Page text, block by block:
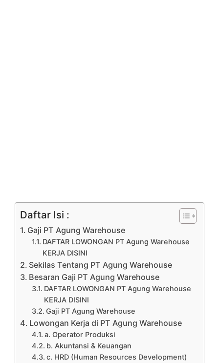
Daftar Isi :
Gaji PT Agung Warehouse
DAFTAR LOWONGAN PT Agung Warehouse
KERJA DISINI
Sekilas Tentang PT Agung Warehouse
Besaran Gaji PT Agung Warehouse
DAFTAR LOWONGAN PT Agung Warehouse
KERJA DISINI
Gaji PT Agung Warehouse
Lowongan Kerja di PT Agung Warehouse
a. Operator Produksi
b. Akuntansi & Keuangan
c. HRD (Human Resources Development)